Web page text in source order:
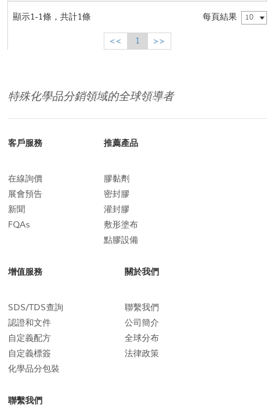
顯示1-1條，共計1條 每頁結果 10
<< 1 >>
特殊化學品分銷領域的全球領導者
客戶服務
在線詢價
展會預告
新聞
FQAs
推薦產品
膠黏劑
密封膠
灌封膠
敷形塗布
點膠設備
增值服務
SDS/TDS查詢
認證和文件
自定義配方
自定義標簽
化學品分包裝
關於我們
聯繫我們
公司簡介
全球分布
法律政策
聯繫我們